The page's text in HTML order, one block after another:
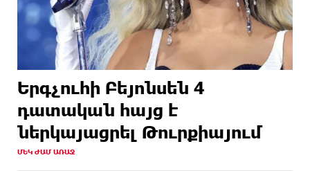
Երգչուհի Բեյոնսեն ​​4
դատական հայց է
ներկայացրել Թուրքիայում
ՄԵԿ ԺԱՄ ԱՌԱՋ